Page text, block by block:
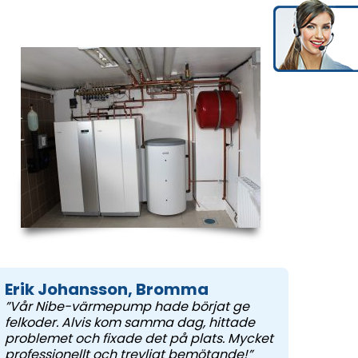
Erik Johansson, Bromma
”Vår Nibe-värmepump hade börjat ge
felkoder. Alvis kom samma dag, hittade
problemet och fixade det på plats. Mycket
professionellt och trevligt bemötande!”